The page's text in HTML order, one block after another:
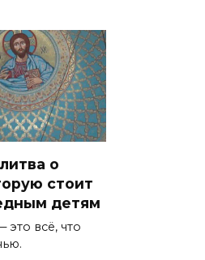
о
стоит
детям
это всё, что